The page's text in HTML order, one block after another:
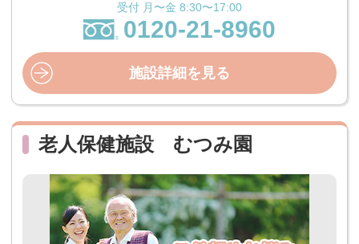
受付 月〜金 8:30〜17:00
0120-21-8960
施設詳細を見る
老人保健施設 むつみ園